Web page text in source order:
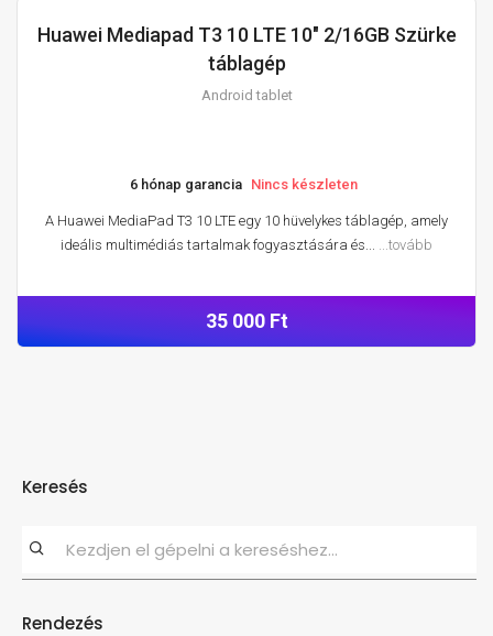
ANDROID TABLET
Huawei Mediapad T3 10 LTE 10" 2/16GB Szürke
táblagép
Android tablet
6 hónap garancia Nincs készleten
A Huawei MediaPad T3 10 LTE egy 10 hüvelykes táblagép, amely
ideális multimédiás tartalmak fogyasztására és... ...tovább
35 000 Ft
Keresés
Rendezés